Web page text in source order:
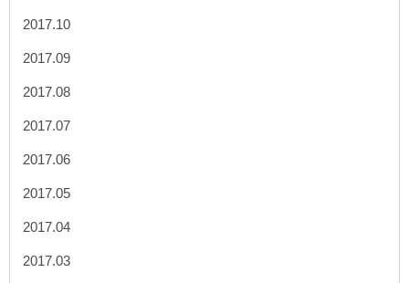
2017.10
2017.09
2017.08
2017.07
2017.06
2017.05
2017.04
2017.03